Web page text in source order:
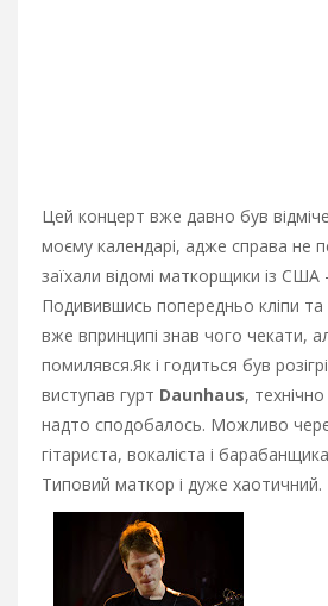
Цей концерт вже давно був
моєму календарі, адже справа не
заїхали відомі маткорщики із США
Подивившись попередньо кліпи та
вже впринципі знав чого чекати,
помилявся.Як і годиться був
виступав гурт Daunhaus,
надто сподобалось. Можливо
гітариста, вокаліста і
Типовий маткор і дуже хаотичний.